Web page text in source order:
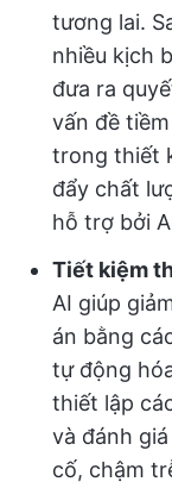
tương lai.
nhiều kịch
đưa ra
vấn đề
trong thiết
đẩy chất
hỗ trợ bởi
Tiết kiệm
AI giúp
án bằng
tự động
thiết lập
và đánh
cố, chậm